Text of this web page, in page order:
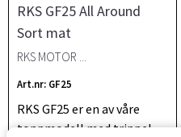
RKS GF25 All Around
Sort mat
RKS MOTOR ...
Art.nr: GF25
RKS GF25 er en av våre
toppmodell med trippel